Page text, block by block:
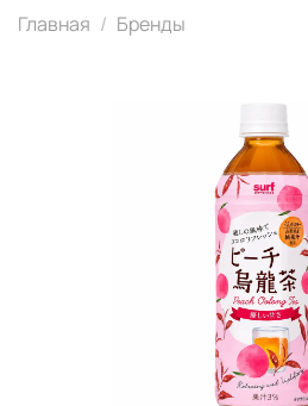
Главная Бренды